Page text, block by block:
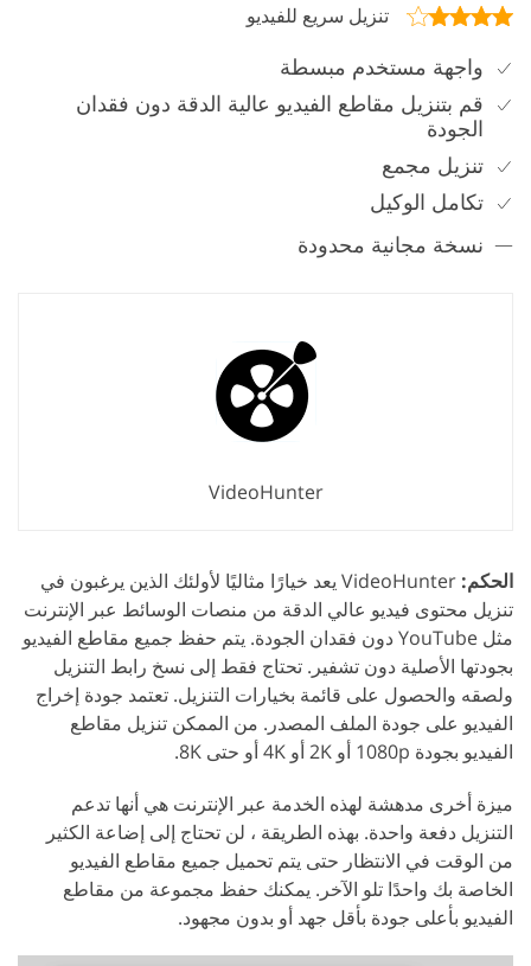
تنزيل سريع للفيديو
واجهة مستخدم مبسطة
قم بتنزيل مقاطع الفيديو عالية الدقة دون فقدان
الجودة
تنزيل مجمع
تكامل الوكيل
نسخة مجانية محدودة
VideoHunter
الحكم:
VideoHunter يعد خيارًا مثاليًا لأولئك الذين يرغبون في
تنزيل محتوى فيديو عالي الدقة من منصات الوسائط عبر الإنترنت
مثل YouTube دون فقدان الجودة. يتم حفظ جميع مقاطع الفيديو
بجودتها الأصلية دون تشفير. تحتاج فقط إلى نسخ رابط التنزيل
ولصقه والحصول على قائمة بخيارات التنزيل. تعتمد جودة إخراج
الفيديو على جودة الملف المصدر. من الممكن تنزيل مقاطع
الفيديو بجودة 1080p أو 2K أو 4K أو حتى 8K.
ميزة أخرى مدهشة لهذه الخدمة عبر الإنترنت هي أنها تدعم
التنزيل دفعة واحدة. بهذه الطريقة ، لن تحتاج إلى إضاعة الكثير
من الوقت في الانتظار حتى يتم تحميل جميع مقاطع الفيديو
الخاصة بك واحدًا تلو الآخر. يمكنك حفظ مجموعة من مقاطع
الفيديو بأعلى جودة بأقل جهد أو بدون مجهود.